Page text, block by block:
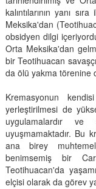
kalıntılarının yanı
Meksika'dan
obsidyen dilgi
Orta Meksika'dan
bir Teotihuacan
da ölü yakma törenine
Kremasyonun
yerleştirilmesi de
uygulamalardır ve
uyuşmamaktadır. Bu
ana birey
benimsemiş bir
Teotihuacan'da
elçisi olarak da görev